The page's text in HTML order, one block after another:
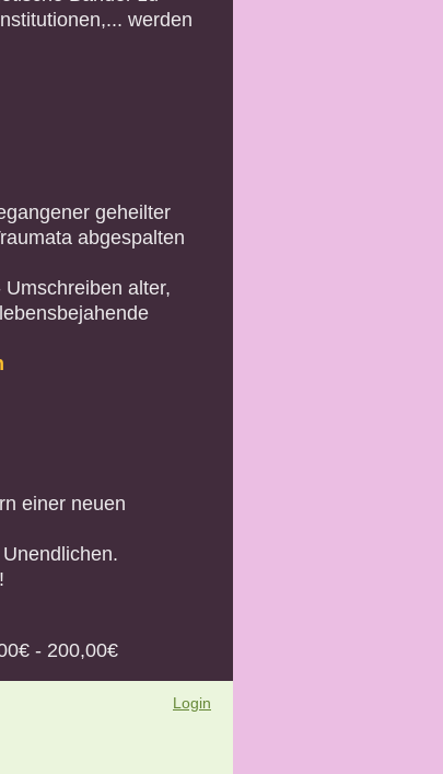
werden
geheilter
abgespalten
Umschreiben alter,
einer neuen
- 200,00€
Login